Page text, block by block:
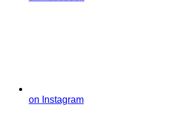
on Instagram